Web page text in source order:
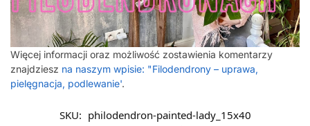
Więcej informacji oraz możliwość zostawienia komentarzy
znajdziesz na naszym wpisie: "Filodendrony – uprawa,
pielęgnacja, podlewanie'.
SKU: philodendron-painted-lady_15x40